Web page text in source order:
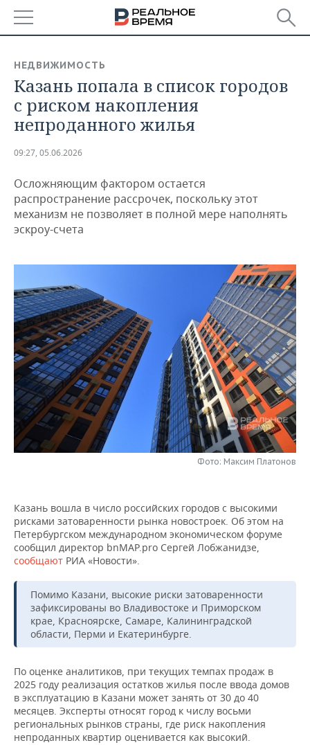
БАШКОРТОСТАН
ТАТАРСТАН
НОВОСТИ
АНАЛИТИКА
ДЕКЛАРАЦИИ О ДОХОДАХ
КОРОЛИ ГОСЗАКАЗА ПФО
ВУЗЫ ТАТАРСТАНА
ТОРГОВЫЕ ЦЕНТРЫ
ТАТАРСТАНА
НОВОСТИ ЭКОНОМИКИ
ФИНАНСЫ
БАНКИ
ИНВЕСТИЦИИ
ПРОМЫШЛЕННОСТЬ
НОВОСТИ
ПРОМЫШЛЕННОСТИ
МАШИНОСТРОЕНИЕ
НЕФТЕХИМИЯ
НЕФТЬ
ОПК
ЭНЕРГЕТИКА
НЕДВИЖИМОСТЬ
НОВОСТИ НЕДВИЖИМОСТИ
НОВОСТИ БИЗНЕСА
РОЗНИЧНАЯ ТОРГОВЛЯ
ТРАНСПОРТ
УСЛУГИ
ТЕХНОЛОГИИ
НОВОСТИ ТЕХНОЛОГИЙ
IT
МЕДИА
ТЕЛЕКОММУНИКАЦИИ
МЕРОПРИЯТИЯ
НОВОСТИ МЕРОПРИЯТИЙ
ВЫЕЗДНАЯ РЕДАКЦИЯ
БИЗНЕС-БРАНЧИ
СПОРТ
НОВОСТИ СПОРТА
ФУТБОЛ
ВОЛЕЙБОЛ
КИБЕРСПОРТ
ФИГУРНОЕ КАТАНИЕ
ВОДНЫЕ ВИДЫ СПОРТА
ОБЩЕСТВО
НОВОСТИ ОБЩЕСТВА
ИСТОРИЯ
КУЛЬТУРА
МЕДИЦИНА
ОБРАЗОВАНИЕ
ФОТОГАЛЕРЕЯ
СПИСОК ПЕРСОН
СПИСОК КОМПАНИЙ
ПОЛНАЯ ВЕРСИЯ
НЕДВИЖИМОСТЬ
Казань попала в список городов
с риском накопления
непроданного жилья
09:27, 05.06.2026
Осложняющим фактором остается
распространение рассрочек, поскольку этот
механизм не позволяет в полной мере наполнять
эскроу-счета
Фото: Максим Платонов
Казань вошла в число российских городов с высокими
рисками затоваренности рынка новостроек. Об этом на
Петербургском международном экономическом форуме
сообщил директор bnMAP.pro Сергей Лобжанидзе,
сообщают РИА «Новости».
Помимо Казани, высокие риски затоваренности
зафиксированы во Владивостоке и Приморском
крае, Красноярске, Самаре, Калининградской
области, Перми и Екатеринбурге.
По оценке аналитиков, при текущих темпах продаж в
2025 году реализация остатков жилья после ввода домов
в эксплуатацию в Казани может занять от 30 до 40
месяцев. Эксперты относят город к числу восьми
региональных рынков страны, где риск накопления
непроданных квартир оценивается как высокий.